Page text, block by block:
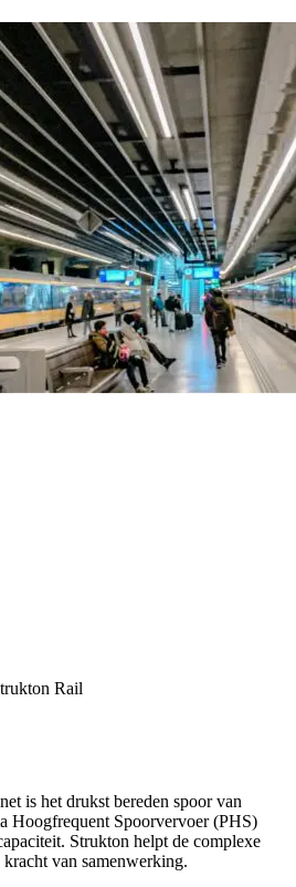
Rail
is het drukst bereden spoor van
Hoogfrequent Spoorvervoer (PHS)
Strukton helpt de complexe
kracht van samenwerking.